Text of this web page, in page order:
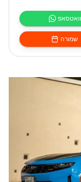
וואטסאפ
שמורה